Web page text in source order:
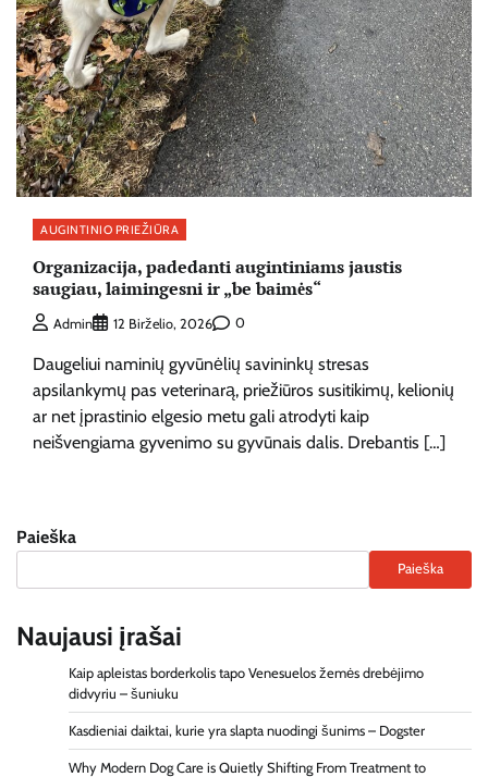
AUGINTINIO PRIEŽIŪRA
Organizacija, padedanti augintiniams jaustis
saugiau, laimingesni ir „be baimės“
Admin 12 Birželio, 2026 0
Daugeliui naminių gyvūnėlių savininkų stresas
apsilankymų pas veterinarą, priežiūros susitikimų, kelionių
ar net įprastinio elgesio metu gali atrodyti kaip
neišvengiama gyvenimo su gyvūnais dalis. Drebantis […]
Paieška
Paieška
Naujausi įrašai
Kaip apleistas borderkolis tapo Venesuelos žemės drebėjimo
didvyriu – šuniuku
Kasdieniai daiktai, kurie yra slapta nuodingi šunims – Dogster
Why Modern Dog Care is Quietly Shifting From Treatment to